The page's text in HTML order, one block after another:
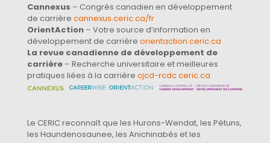
Cannexus – Congrès canadien en développement
de carrière cannexus.ceric.ca/fr
OrientAction – Votre source d’information en
développement de carrière orientaction.ceric.ca
La revue canadienne de développement de
carrière – Recherche universitaire et meilleures
pratiques liées à la carrière cjcd-rcdc.ceric.ca
Le CERIC reconnaît que les Hurons-Wendat, les Pétuns,
les Haundenosaunee, les Anichinabés et les